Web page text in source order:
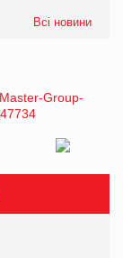
Всі новини